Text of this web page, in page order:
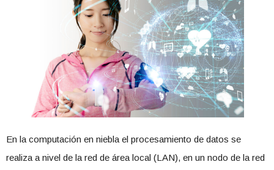
En la computación en niebla el procesamiento de datos se
realiza a nivel de la red de área local (LAN), en un nodo de la red